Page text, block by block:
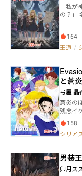
「私
の？」 名門『クロノス・サンクトゥム女学院』 その白
大兵器
れたこ
なもの
の温か
ごとガ
いく、
これは
全てを
の、壮
間を照
を失い
る。 記
り、失
164
王道 /
と蒼
弓屋 晶
蒼炎の
残念イ
を引っ
鬼、妖
ぬ、刀と
一部（
り。 第
158
シリア
男装
卯月ス